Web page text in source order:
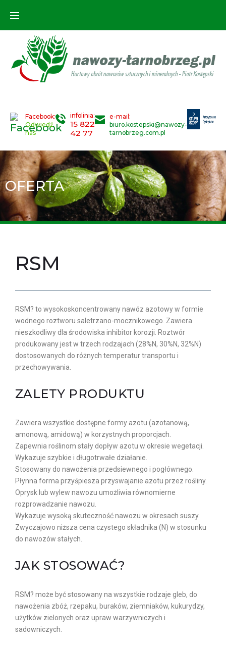
Facebook:
Odwiedź
nas
infolinia:
15 822
42 77
e-mail:
biuro.kostepski@nawozy-
tarnobrzeg.com.pl
OFERTA
RSM
RSM? to wysokoskoncentrowany nawóz azotowy w formie
wodnego roztworu saletrzano-mocznikowego. Zawiera
nieszkodliwy dla środowiska inhibitor korozji. Roztwór
produkowany jest w trzech rodzajach (28%N, 30%N, 32%N)
dostosowanych do różnych temperatur transportu i
przechowywania.
ZALETY PRODUKTU
Zawiera wszystkie dostępne formy azotu (azotanową,
amonową, amidową) w korzystnych proporcjach.
Zapewnia roślinom stały dopływ azotu w okresie wegetacji.
Wykazuje szybkie i długotrwałe działanie.
Stosowany do nawożenia przedsiewnego i pogłównego.
Płynna forma przyśpiesza przyswajanie azotu przez rośliny.
Oprysk lub wylew nawozu umożliwia równomierne
rozprowadzanie nawozu.
Wykazuje wysoką skuteczność nawozu w okresach suszy.
Zwyczajowo niższa cena czystego składnika (N) w stosunku
do nawozów stałych.
JAK STOSOWAĆ?
RSM? może być stosowany na wszystkie rodzaje gleb, do
nawożenia zbóż, rzepaku, buraków, ziemniaków, kukurydzy,
użytków zielonych oraz upraw warzywniczych i
sadowniczych.